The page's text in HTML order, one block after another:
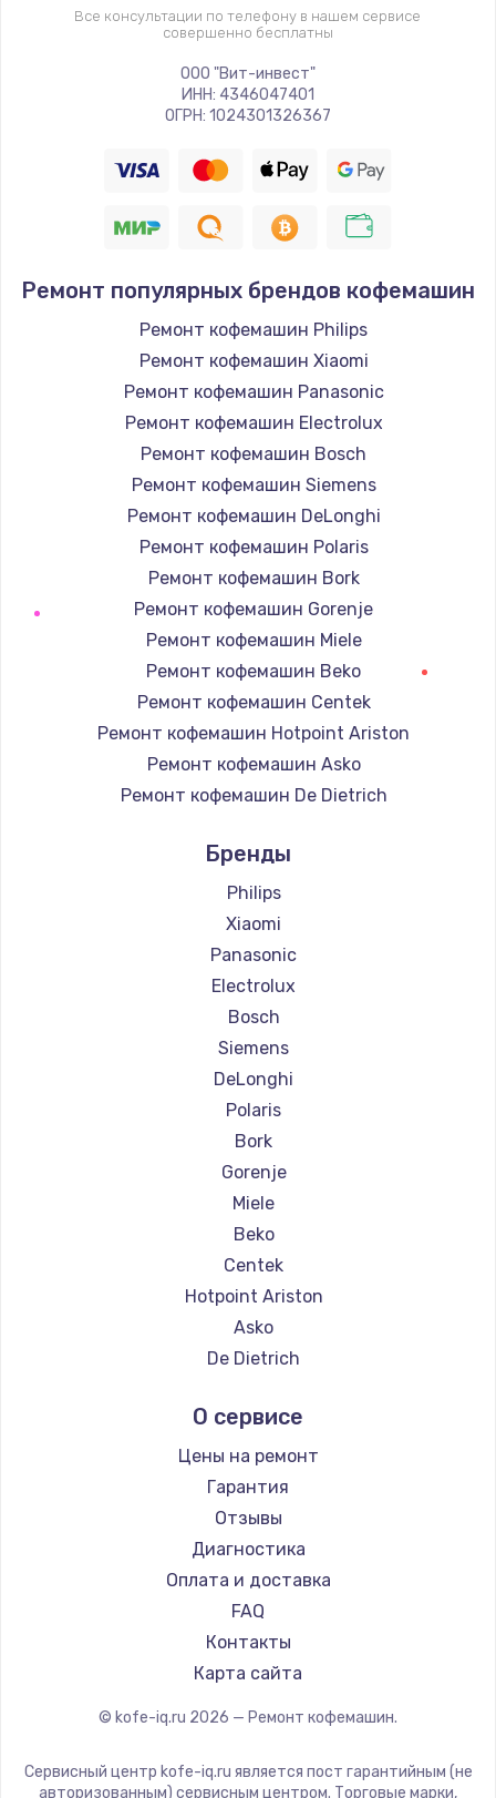
Все консультации по телефону в нашем сервисе
совершенно бесплатны
ООО "Вит-инвест"
ИНН: 4346047401
ОГРН: 1024301326367
Ремонт популярных брендов кофемашин
Ремонт кофемашин Philips
Ремонт кофемашин Xiaomi
Ремонт кофемашин Panasonic
Ремонт кофемашин Electrolux
Ремонт кофемашин Bosch
Ремонт кофемашин Siemens
Ремонт кофемашин DeLonghi
Ремонт кофемашин Polaris
Ремонт кофемашин Bork
Ремонт кофемашин Gorenje
Ремонт кофемашин Miele
Ремонт кофемашин Beko
Ремонт кофемашин Centek
Ремонт кофемашин Hotpoint Ariston
Ремонт кофемашин Asko
Ремонт кофемашин De Dietrich
Ремонт кофемашин Ascaso
Ремонт кофемашин Jura
Ремонт кофемашин Olympia
Ремонт кофемашин Saeco
Ремонт кофемашин La Cimbali
Ремонт кофемашин WMF
Ремонт кофемашин Yamaguchi
Ремонт кофемашин Nivona
Ремонт кофемашин Astoria
Ремонт кофемашин JVC
Ремонт кофемашин Ariston
Ремонт кофемашин Grundig
Ремонт кофемашин ROCKET MOZZAFIATO
Ремонт кофемашин Vivitek
Ремонт кофемашин Thomson
Ремонт кофемашин Hisense
Ремонт кофемашин DELTA
Ремонт кофемашин Kyvol
Ремонт кофемашин RED solution
Ремонт кофемашин Bravilor Bonamat
Ремонт кофемашин Vard
Ремонт кофемашин Tuvio
Ремонт кофемашин Carrera
Ремонт кофемашин Supra
Бренды
Philips
Xiaomi
Panasonic
Electrolux
Bosch
Siemens
DeLonghi
Polaris
Bork
Gorenje
Miele
Beko
Centek
Hotpoint Ariston
Asko
De Dietrich
Ascaso
Jura
Olympia
Saeco
La Cimbali
WMF
Yamaguchi
Nivona
Astoria
ROCKET MOZZAFIATO
О сервисе
Цены на ремонт
Гарантия
Отзывы
Диагностика
Оплата и доставка
FAQ
Контакты
Карта сайта
© kofe-iq.ru 2026 — Ремонт кофемашин.
Сервисный центр kofe-iq.ru является пост гарантийным (не
авторизованным) сервисным центром. Торговые марки,